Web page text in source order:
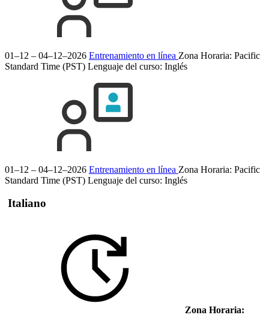
01–12 – 04–12–2026 Entrenamiento en línea Zona Horaria: Pacific
Standard Time (PST) Lenguaje del curso: Inglés
01–12 – 04–12–2026 Entrenamiento en línea Zona Horaria: Pacific
Standard Time (PST) Lenguaje del curso: Inglés
Italiano
Zona Horaria: